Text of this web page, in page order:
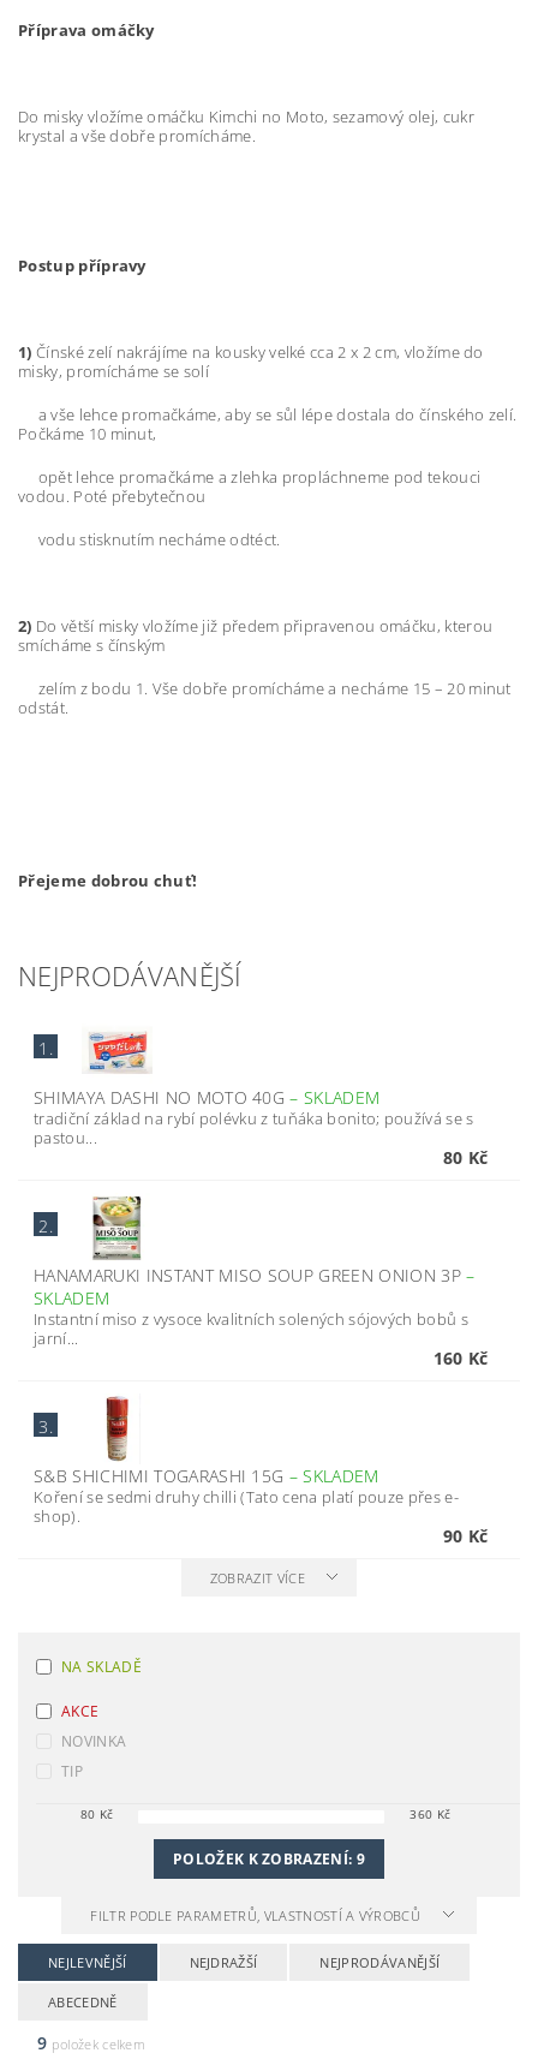
Příprava omáčky
Do misky vložíme omáčku Kimchi no Moto, sezamový olej, cukr
krystal a vše dobře promícháme.
Postup přípravy
1) Čínské zelí nakrájíme na kousky velké cca 2 x 2 cm, vložíme do
misky, promícháme se solí
a vše lehce promačkáme, aby se sůl lépe dostala do čínského zelí.
Počkáme 10 minut,
opět lehce promačkáme a zlehka propláchneme pod tekouci
vodou. Poté přebytečnou
vodu stisknutím necháme odtéct.
2) Do větší misky vložíme již předem připravenou omáčku, kterou
smícháme s čínským
zelím z bodu 1. Vše dobře promícháme a necháme 15 – 20 minut
odstát.
Přejeme dobrou chuť!
NEJPRODÁVANĚJŠÍ
1.
SHIMAYA DASHI NO MOTO 40G– SKLADEM
tradiční základ na rybí polévku z tuňáka bonito; používá se s
pastou...
80 Kč
2.
HANAMARUKI INSTANT MISO SOUP GREEN ONION 3P–
SKLADEM
Instantní miso z vysoce kvalitních solených sójových bobů s
jarní...
160 Kč
3.
S&B SHICHIMI TOGARASHI 15G – SKLADEM
Koření se sedmi druhy chilli (Tato cena platí pouze přes e-
shop).
90 Kč
ZOBRAZIT VÍCE
NA SKLADĚ
AKCE
NOVINKA
TIP
80 Kč 360 Kč
POLOŽEK K ZOBRAZENÍ: 9
FILTR PODLE PARAMETRŮ, VLASTNOSTÍ A VÝROBCŮ
NEJLEVNĚJŠÍ NEJDRAŽŠÍ NEJPRODÁVANĚJŠÍ
ABECEDNĚ
9 položek celkem